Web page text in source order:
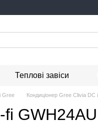
Теплові завіси
Gree Кондиціонер Gree Clivia